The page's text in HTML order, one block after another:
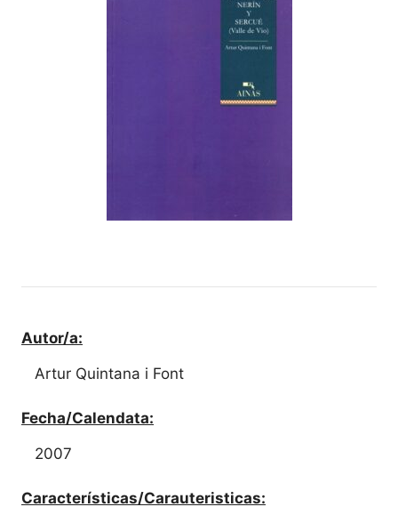
Autor/a:
Artur Quintana i Font
Fecha/Calendata:
2007
Características/Carauteristicas: